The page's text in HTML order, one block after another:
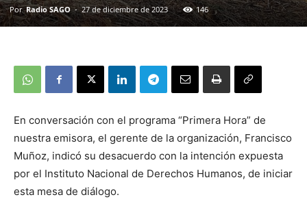
Por Radio SAGO - 27 de diciembre de 2023 146
En conversación con el programa “Primera Hora” de
nuestra emisora, el gerente de la organización, Francisco
Muñoz, indicó su desacuerdo con la intención expuesta
por el Instituto Nacional de Derechos Humanos, de iniciar
esta mesa de diálogo.